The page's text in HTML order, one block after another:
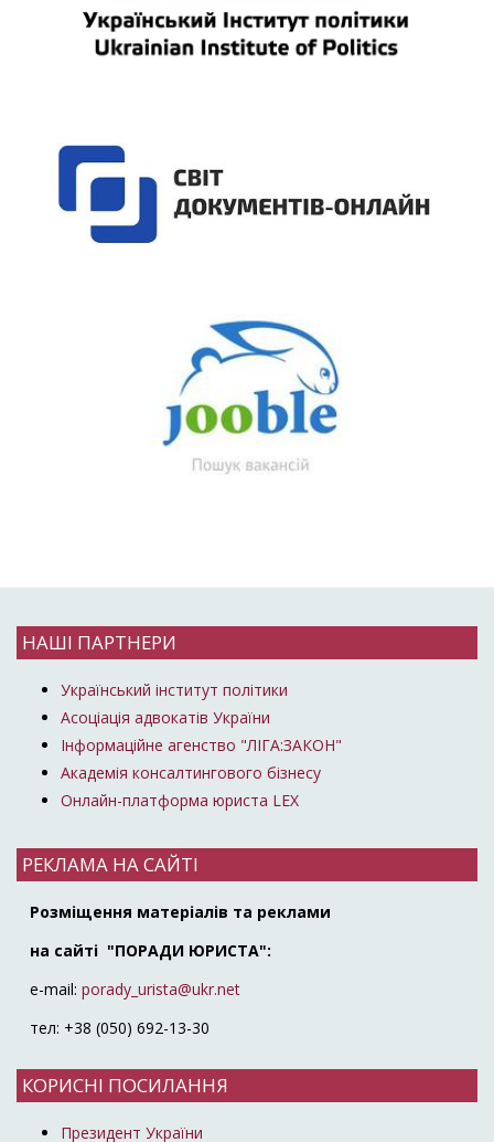
НАШІ ПАРТНЕРИ
Український інститут політики
Асоціація адвокатів України
Інформаційне агенство "ЛІГА:ЗАКОН"
Академія консалтингового бізнесу
Онлайн-платформа юриста LEX
РЕКЛАМА НА САЙТІ
Розміщення матеріалів та реклами
на сайті "ПОРАДИ ЮРИСТА":
e-mail: porady_urista@ukr.net
тел: +38 (050) 692-13-30
КОРИСНІ ПОСИЛАННЯ
Президент України